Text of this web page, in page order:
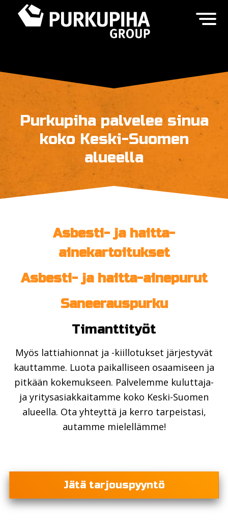
Purkupiha palvelee sinua
koko Keski-Suomen
alueella
Asbesti- ja haitta-
ainekartoitukset
Asbesti- ja haitta-ainepurut
Saneerauspurku
Timanttityöt
Myös lattiahionnat ja -kiillotukset järjestyvät
kauttamme. Luota paikalliseen osaamiseen ja
pitkään kokemukseen. Palvelemme kuluttaja-
ja yritysasiakkaitamme koko Keski-Suomen
alueella. Ota yhteyttä ja kerro tarpeistasi,
autamme mielellämme!
Jätä tarjouspyyntö